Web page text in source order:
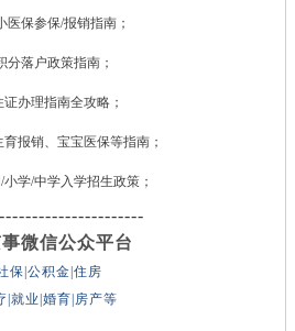
医保参保/报销指南；
分落户政策指南；
证办理指南全攻略；
育报销、宝宝医保等指南；
小学/中学入学招生政策；
微信公众平台
保|公积金|住房
|就业|婚育|房产等